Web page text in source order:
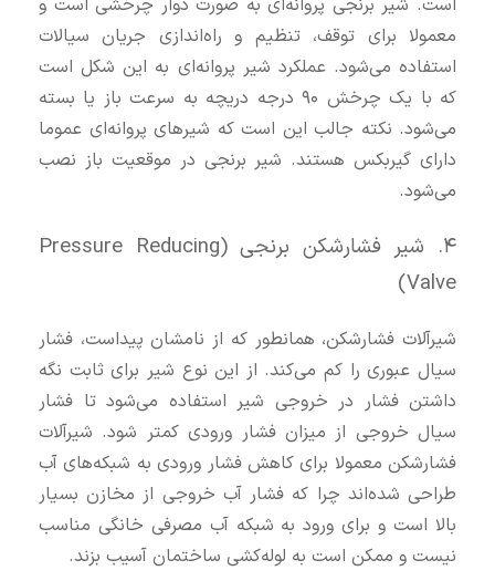
است. شیر برنجی پروانه‌ای به صورت دوار چرخشی است و
معمولا برای توقف، تنظیم و راه‌اندازی جریان سیالات
استفاده می‌شود. عملکرد شیر پروانه‌ای به این شکل است
که با یک چرخش ۹۰ درجه دریچه به سرعت باز یا بسته
می‌شود. نکته جالب این است که شیرهای پروانه‌ای عموما
دارای گیربکس هستند. شیر برنجی در موقعیت باز نصب
می‌شود.
۴. شیر فشارشکن برنجی (Pressure Reducing
Valve)
شیرآلات فشارشکن، همانطور که از نامشان پیداست، فشار
سیال عبوری را کم می‌کند. از این نوع شیر برای ثابت نگه
داشتن فشار در خروجی شیر استفاده می‌شود تا فشار
سیال خروجی از میزان فشار ورودی کمتر شود. شیرآلات
فشارشکن معمولا برای کاهش فشار ورودی به شبکه‌های آب
طراحی شده‌اند چرا که فشار آب خروجی از مخازن بسیار
بالا است و برای ورود به شبکه آب مصرفی خانگی مناسب
نیست و ممکن است به لوله‌کشی ساختمان آسیب بزند.